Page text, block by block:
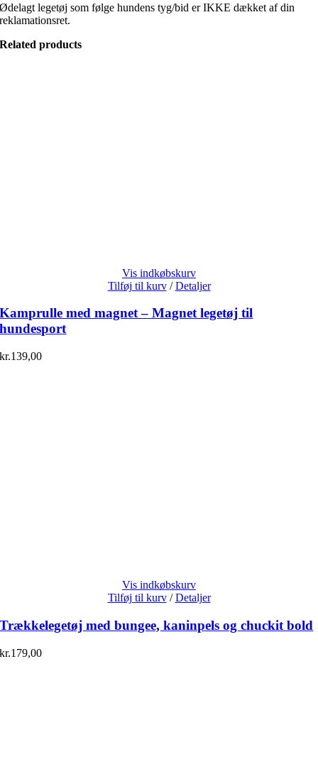
Ødelagt legetøj som følge hundens tyg/bid er IKKE dækket af din
reklamationsret.
Related products
Vis indkøbskurv
Tilføj til kurv / Detaljer
Kamprulle med magnet – Magnet legetøj til
hundesport
kr.139,00
Vis indkøbskurv
Tilføj til kurv / Detaljer
Trækkelegetøj med bungee, kaninpels og chuckit bold
kr.179,00